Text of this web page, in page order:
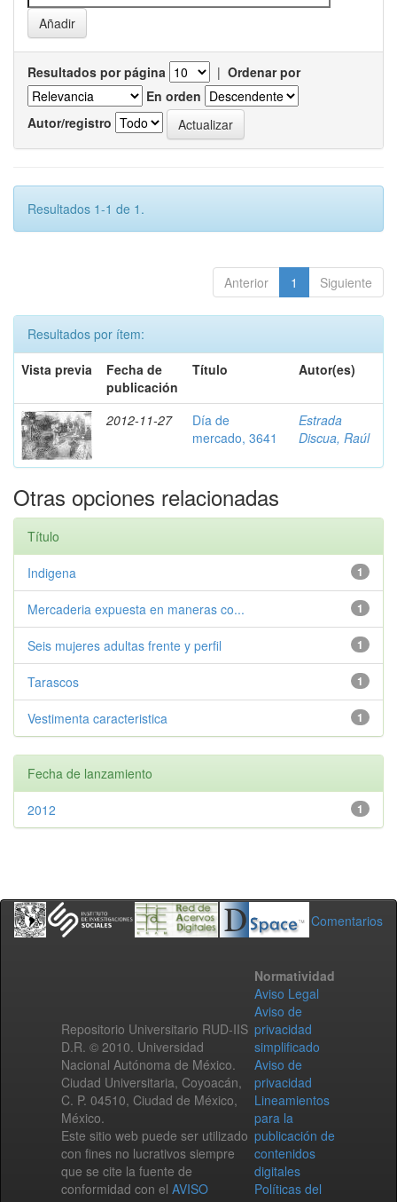
Resultados por página | Ordenar por
En orden
Autor/registro
Resultados 1-1 de 1.
Anterior 1 Siguiente
Resultados por ítem:
Vista previa
Fecha de
publicación
Título Autor(es)
2012-11-27
Día de
mercado, 3641
Estrada
Discua, Raúl
Otras opciones relacionadas
Título
1
Indigena
1
Mercaderia expuesta en maneras co...
1
Seis mujeres adultas frente y perfil
1
Tarascos
1
Vestimenta caracteristica
Fecha de lanzamiento
1
2012
Comentarios
Repositorio Universitario RUD-IIS
D.R. © 2010. Universidad
Nacional Autónoma de México.
Ciudad Universitaria, Coyoacán,
C. P. 04510, Ciudad de México,
México.
Este sitio web puede ser utilizado
con fines no lucrativos siempre
que se cite la fuente de
conformidad con el AVISO
Normatividad
Aviso Legal
Aviso de
privacidad
simplificado
Aviso de
privacidad
Lineamientos
para la
publicación de
contenidos
digitales
Políticas del